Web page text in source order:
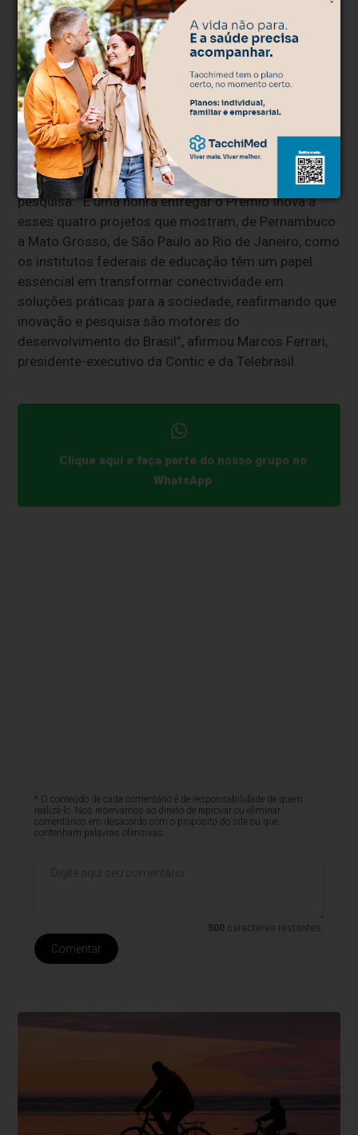
campus do Recife do Instituto Federal de
Pernambuco (IFPE) ganhou o prêmio especial de
acessibilidade e também o prêmio destaque pelo
voto popular. A equipe coordenada pela professora
Aida Ferreira desenvolveu um dispositivo que auxilia
pessoas cegas a se deslocarem com segurança.
Os projetos foram selecionados entre mais de 40
propostas inscritas e revelam a importância da
conectividade para o desenvolvimento da inovação e
pesquisa. “É uma honra entregar o Prêmio Inova a
esses quatro projetos que mostram, de Pernambuco
a Mato Grosso, de São Paulo ao Rio de Janeiro, como
os institutos federais de educação têm um papel
essencial em transformar conectividade em
soluções práticas para a sociedade, reafirmando que
inovação e pesquisa são motores do
desenvolvimento do Brasil”, afirmou Marcos Ferrari,
presidente-executivo da Contic e da Telebrasil.
Clique aqui e faça parte do nosso grupo no
WhatsApp
* O conteúdo de cada comentário é de responsabilidade de quem
realizá-lo. Nos reservamos ao direito de reprovar ou eliminar
comentários em desacordo com o propósito do site ou que
contenham palavras ofensivas.
500 caracteres restantes.
Comentar